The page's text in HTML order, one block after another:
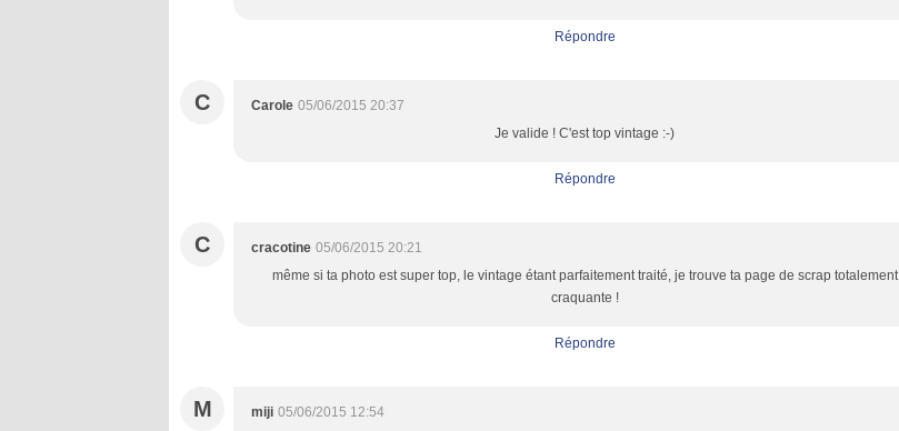
Répondre
C Carole 05/06/2015 20:37
Je valide ! C'est top vintage :-)
Répondre
C cracotine 05/06/2015 20:21
même si ta photo est super top, le vintage étant parfaitement traité, je trouve ta page de scrap totalement
craquante !
Répondre
M miji 05/06/2015 12:54